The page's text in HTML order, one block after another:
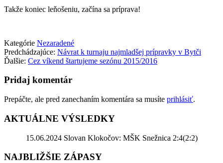
Takže koniec leňošeniu, začína sa príprava!
Kategórie Nezaradené
Predchádzajúce: Návrat k turnaju najmladšej prípravky v Bytči
Ďalšie: Cez víkend štartujeme sezónu 2015/2016
Pridaj komentár
Prepáčte, ale pred zanechaním komentára sa musíte prihlásiť.
AKTUÁLNE VÝSLEDKY
15.06.2024 Slovan Klokočov: MŠK Snežnica 2:4(2:2)
NAJBLIŽŠIE ZÁPASY